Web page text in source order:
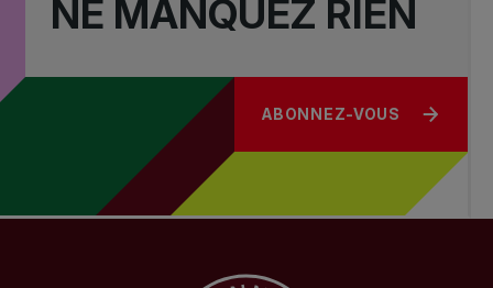
NE MANQUEZ RIEN
ABONNEZ-VOUS